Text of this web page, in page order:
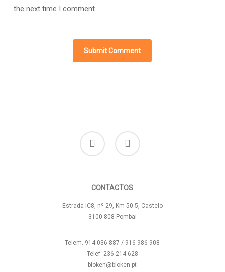
the next time I comment.
facebook instagram
CONTACTOS
Estrada IC8, nº 29, Km 50.5, Castelo
3100-808 Pombal
Telem. 914 036 887 / 916 986 908
Telef. 236 214 628
bloken@bloken.pt